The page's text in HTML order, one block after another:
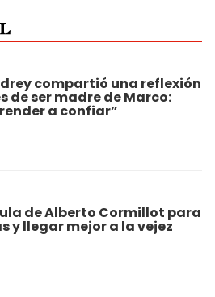
compartió una reflexión
de ser madre de Marco:
a confiar”
de Alberto Cormillot para
y llegar mejor a la vejez